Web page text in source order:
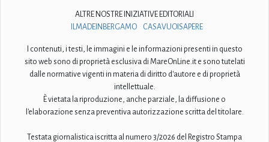
ALTRE NOSTRE INIZIATIVE EDITORIALI
ILMADEINBERGAMO
CASAVUOISAPERE
I contenuti, i testi, le immagini e le informazioni presenti in questo
sito web sono di proprietà esclusiva di MareOnLine.it e sono tutelati
dalle normative vigenti in materia di diritto d'autore e di proprietà
intellettuale.
È vietata la riproduzione, anche parziale, la diffusione o
l'elaborazione senza preventiva autorizzazione scritta del titolare.
Testata giornalistica iscritta al numero 3/2026 del Registro Stampa